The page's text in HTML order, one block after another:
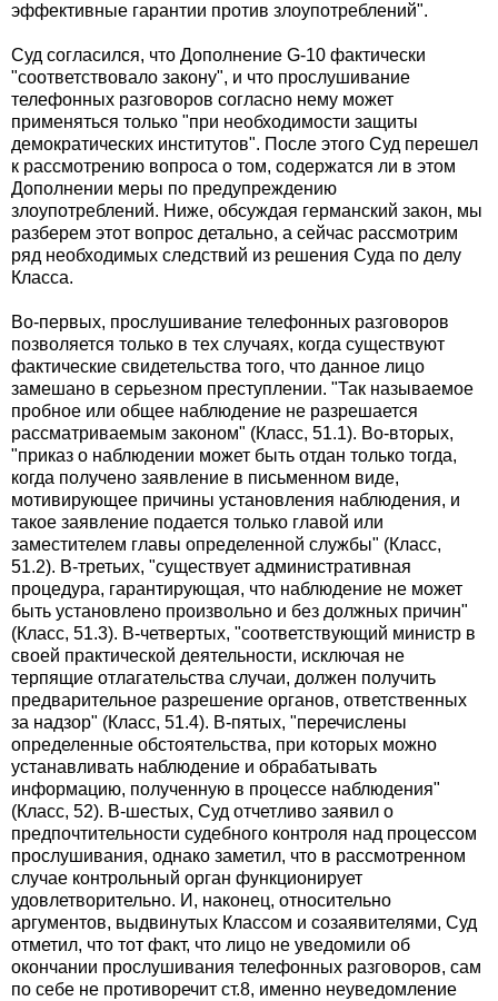
эффективные гарантии против злоупотреблений".
Суд согласился, что Дополнение G-10 фактически
"соответствовало закону", и что прослушивание
телефонных разговоров согласно нему может
применяться только "при необходимости защиты
демократических институтов". После этого Суд перешел
к рассмотрению вопроса о том, содержатся ли в этом
Дополнении меры по предупреждению
злоупотреблений. Ниже, обсуждая германский закон, мы
разберем этот вопрос детально, а сейчас рассмотрим
ряд необходимых следствий из решения Суда по делу
Класса.
Во-первых, прослушивание телефонных разговоров
позволяется только в тех случаях, когда существуют
фактические свидетельства того, что данное лицо
замешано в серьезном преступлении. "Так называемое
пробное или общее наблюдение не разрешается
рассматриваемым законом" (Класс, 51.1). Во-вторых,
"приказ о наблюдении может быть отдан только тогда,
когда получено заявление в письменном виде,
мотивирующее причины установления наблюдения, и
такое заявление подается только главой или
заместителем главы определенной службы" (Класс,
51.2). В-третьих, "существует административная
процедура, гарантирующая, что наблюдение не может
быть установлено произвольно и без должных причин"
(Класс, 51.3). В-четвертых, "соответствующий министр в
своей практической деятельности, исключая не
терпящие отлагательства случаи, должен получить
предварительное разрешение органов, ответственных
за надзор" (Класс, 51.4). В-пятых, "перечислены
определенные обстоятельства, при которых можно
устанавливать наблюдение и обрабатывать
информацию, полученную в процессе наблюдения"
(Класс, 52). В-шестых, Суд отчетливо заявил о
предпочтительности судебного контроля над процессом
прослушивания, однако заметил, что в рассмотренном
случае контрольный орган функционирует
удовлетворительно. И, наконец, относительно
аргументов, выдвинутых Классом и созаявителями, Суд
отметил, что тот факт, что лицо не уведомили об
окончании прослушивания телефонных разговоров, сам
по себе не противоречит ст.8, именно неуведомление